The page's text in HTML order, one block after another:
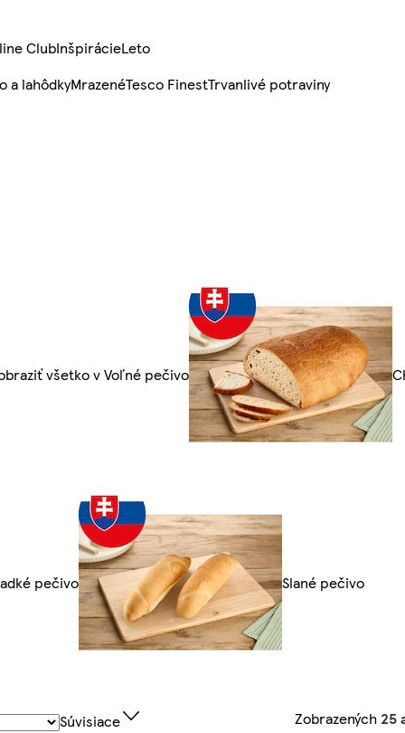
ClubInšpirácieLeto
a lahôdkyMrazenéTesco FinestTrvanlivé potraviny
všetko v Voľné pečivo
pečivo Slané pečivo
Súvisiace Zobrazených 25